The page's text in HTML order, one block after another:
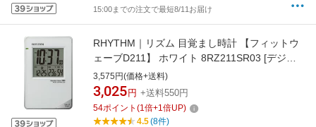
15:00までの注文で最短8/11お届け
RHYTHM｜リズム 目覚まし時計 【フィットウ
ェーブD211】 ホワイト 8RZ211SR03 [デジタ
ル /電波自動受信機能有]
3,575円(価格+送料)
3,025 円 +送料550円
54ポイント (1倍+1倍UP)
4.5(8件)